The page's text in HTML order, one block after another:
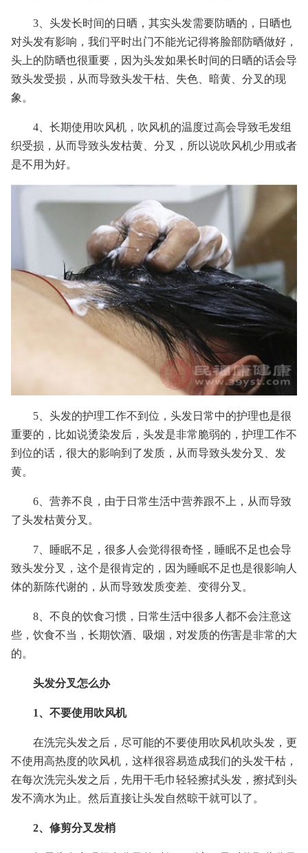
3、头发长时间的日晒，其实头发需要防晒的，日晒也
对头发有影响，我们平时出门不能光记得将脸部防晒做好，
头上的防晒也很重要，因为头发如果长时间的日晒的话会导
致头发受损，从而导致头发干枯、失色、暗黄、分叉的现
象。
4、长期使用吹风机，吹风机的温度过高会导致毛发组
织受损，从而导致头发枯黄、分叉，所以说吹风机少用或者
是不用为好。
5、头发的护理工作不到位，头发日常中的护理也是很
重要的，比如说烫染发后，头发是非常脆弱的，护理工作不
到位的话，很大的影响到了发质，从而导致头发分叉、发
黄。
6、营养不良，由于日常生活中营养跟不上，从而导致
了头发枯黄分叉。
7、睡眠不足，很多人会觉得很奇怪，睡眠不足也会导
致头发分叉，这个是很肯定的，因为睡眠不足也是很影响人
体的新陈代谢的，从而导致发质变差、变得分叉。
8、不良的饮食习惯，日常生活中很多人都不会注意这
些，饮食不当，长期饮酒、吸烟，对发质的伤害是非常的大
的。
头发分叉怎么办
1、不要使用吹风机
在洗完头发之后，尽可能的不要使用吹风机吹头发，更
不使用高热度的吹风机，这样很容易造成我们的头发干枯，
在每次洗完头发之后，先用干毛巾轻轻擦拭头发，擦拭到头
发不滴水为止。然后直接让头发自然晾干就可以了。
2、修剪分叉发梢